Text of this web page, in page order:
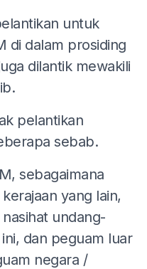
untuk
di dalam prosiding
dilantik mewakili
pelantikan
sebab.
sebagaimana
yang lain,
undang-
dan peguam luar
negara /